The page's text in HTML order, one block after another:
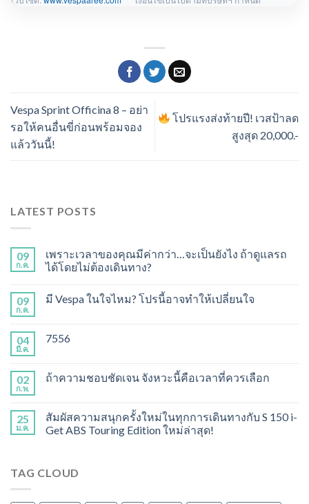
Vespa Sprint Officina 8 – อย่า
รอให้คนอื่นขี่ก่อนพร้อมจอง
แล้ววันนี้!
โปรแรงส่งท้ายปี! เวสป้าลด
สูงสุด 20,000.-
LATEST POSTS
09
ก.ค.
เพราะเวลาของคุณมีค่ากว่า…จะเป็นยังไง ถ้าดูแลรถ
ได้โดยไม่ต้องเดินทาง?
09
ก.ค.
มี Vespa ในใจไหม? โปรนี้อาจทำให้เปลี่ยนใจ
04
มี.ค.
7556
02
ก.พ.
ถ้าความชอบชัดเจน จังหวะนี้คือเวลาที่ควรเลือก
25
ม.ค.
สัมผัสความสนุกครั้งใหม่ในทุกการเดินทางกับ S 150 i-
Get ABS Touring Edition ใหม่ล่าสุด!
TAG CLOUD